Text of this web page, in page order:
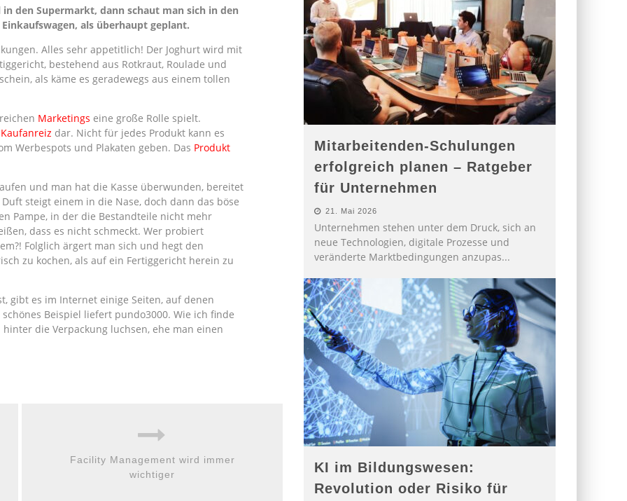
den Supermarkt, dann schaut man sich in den
als überhaupt geplant.
Alles sehr appetitlich! Der Joghurt wird mit
bestehend aus Rotkraut, Roulade und
als käme es geradewegs aus einem tollen
Marketings eine große Rolle spielt.
Kaufanreiz dar. Nicht für jedes Produkt kann es
Werbespots und Plakaten geben. Das Produkt
und man hat die Kasse überwunden, bereitet
steigt einem in die Nase, doch dann das böse
Pampe, in der die Bestandteile nicht mehr
dass es nicht schmeckt. Wer probiert
Folglich ärgert man sich und hegt den
zu kochen, als auf ein Fertiggericht herein zu
gibt es im Internet einige Seiten, auf denen
Beispiel liefert pundo3000. Wie ich finde
die Verpackung luchsen, ehe man einen
Facility Management wird immer
wichtiger
Mitarbeitenden-Schulungen
erfolgreich planen – Ratgeber
für Unternehmen
21. Mai 2026
Unternehmen stehen unter dem Druck, sich an
neue Technologien, digitale Prozesse und
veränderte Marktbedingungen anzupas...
KI im Bildungswesen:
Revolution oder Risiko für